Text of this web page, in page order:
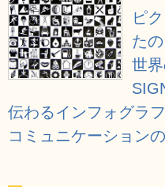
ピ
た
世
伝わるインフォグラ
コミュニケーション